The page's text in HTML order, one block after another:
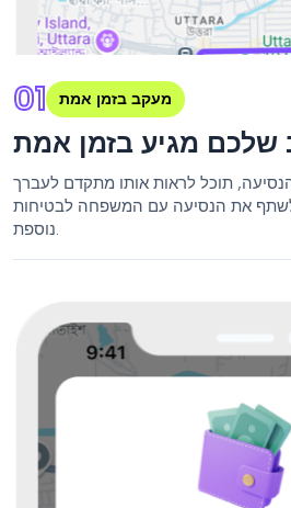
01 מעקב בזמן אמת
שלכם מגיע בזמן אמת
תוכל לראות אותו מתקדם לעברך
את הנסיעה עם המשפחה לבטיחות